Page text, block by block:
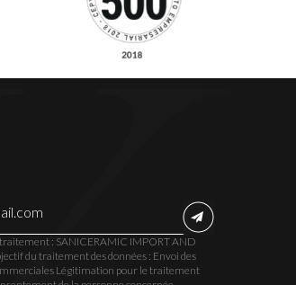
traitement : SANICERAMIC IMPORT AND
du traitement des données : Envoi des
Légitimation pour le traitement